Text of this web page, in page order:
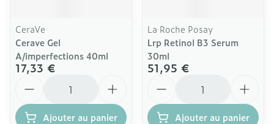
CeraVe
Cerave Gel
A/imperfections 40ml
17,33 €
Ajouter au panier
La Roche Posay
Lrp Retinol B3 Serum
30ml
51,95 €
Ajouter au panier